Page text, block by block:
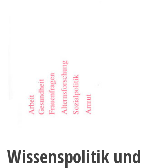
Wissenspolitik und